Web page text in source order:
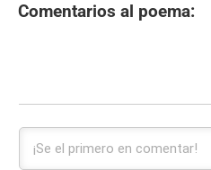
Comentarios al poema: